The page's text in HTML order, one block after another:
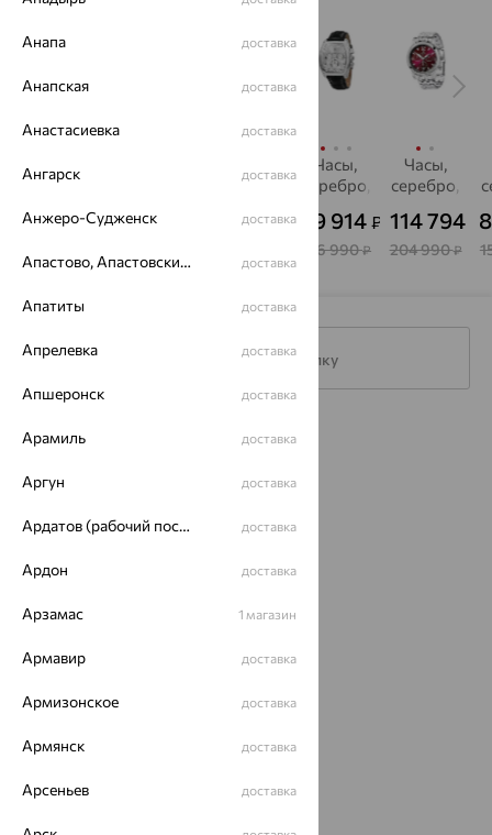
серебро,
58 794₽ 147 834
серебро,
12 468₽
Часы,
серебро,
59 914 ₽
106 990₽
Часы,
серебро,
114 794 ₽
204 990₽
Подписаться на рассылку
Каталог
Акции
Магазины
ул. Зегеля, 27/2
8 (800) 250-02-30
Анапа доставка
Анапская доставка
Анастасиевка доставка
Ангарск доставка
Анжеро-Судженск доставка
Апастово, Апастовский район доставка
Апатиты доставка
Апрелевка доставка
Апшеронск доставка
Арамиль доставка
Аргун доставка
Ардатов (рабочий поселок) доставка
Ардон доставка
Арзамас 1 магазин
Армавир доставка
Армизонское доставка
Армянск доставка
Арсеньев доставка